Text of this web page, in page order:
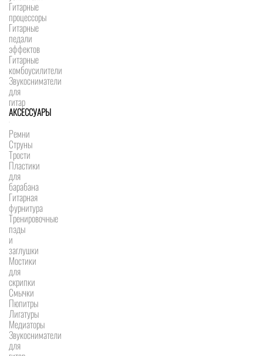
Гитарные
процессоры
Гитарные
педали
эффектов
Гитарные
комбоусилители
Звукосниматели
для
гитар
АКСЕССУАРЫ
Ремни
Струны
Трости
Пластики
для
барабана
Гитарная
фурнитура
Тренировочные
пэды
и
заглушки
Мостики
для
скрипки
Смычки
Пюпитры
Лигатуры
Медиаторы
Звукосниматели
для